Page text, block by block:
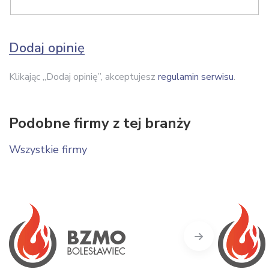
Dodaj opinię
Klikając „Dodaj opinię”, akceptujesz regulamin serwisu.
Podobne firmy z tej branży
Wszystkie firmy
Next